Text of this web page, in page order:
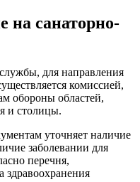
на санаторно-
для направления
комиссией,
обороны областей,
и столицы.
уточняет наличие
заболевании для
перечня,